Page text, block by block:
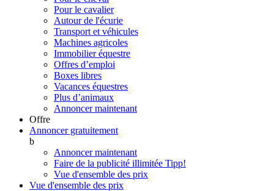
Pour le cavalier
Autour de l'écurie
Transport et véhicules
Machines agricoles
Immobilier équestre
Offres d’emploi
Boxes libres
Vacances équestres
Plus d’animaux
Annoncer maintenant
Offre
Annoncer gratuitement
b
Annoncer maintenant
Faire de la publicité illimitée Tipp!
Vue d'ensemble des prix
Vue d'ensemble des prix